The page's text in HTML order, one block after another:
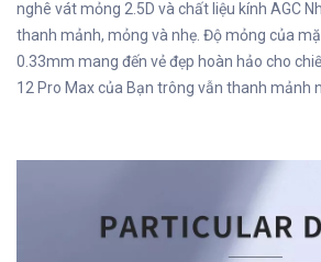
nghê vát mỏng 2.5D và chất liệu kính AGC
thanh mảnh, mỏng và nhẹ. Độ mỏng của
0.33mm mang đến vẻ đẹp hoàn hảo cho
12 Pro Max của Bạn trông vẫn thanh mảnh